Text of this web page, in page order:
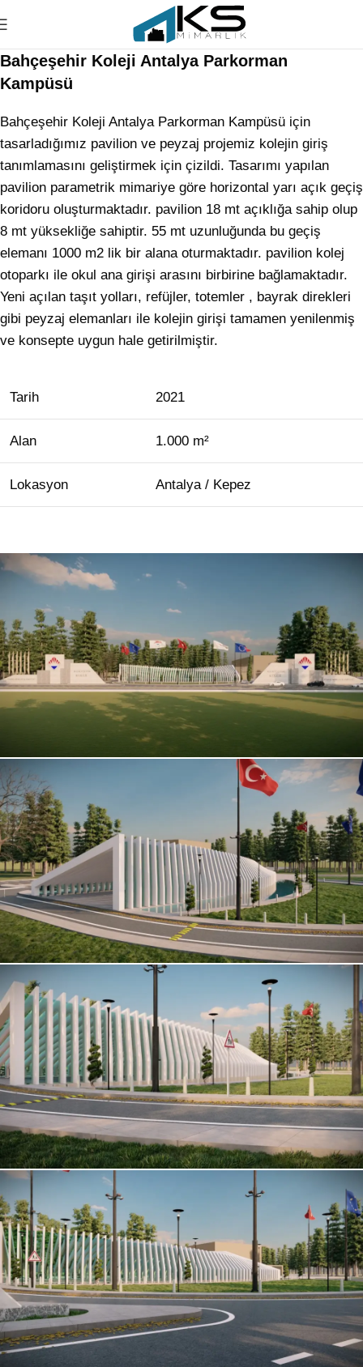
Bahçeşehir Koleji Antalya Parkorman
Kampüsü
Bahçeşehir Koleji Antalya Parkorman Kampüsü için
tasarladığımız pavilion ve peyzaj projemiz kolejin giriş
tanımlamasını geliştirmek için çizildi. Tasarımı yapılan
pavilion parametrik mimariye göre horizontal yarı açık geçiş
koridoru oluşturmaktadır. pavilion 18 mt açıklığa sahip olup
8 mt yüksekliğe sahiptir. 55 mt uzunluğunda bu geçiş
elemanı 1000 m2 lik bir alana oturmaktadır. pavilion kolej
otoparkı ile okul ana girişi arasını birbirine bağlamaktadır.
Yeni açılan taşıt yolları, refüjler, totemler , bayrak direkleri
gibi peyzaj elemanları ile kolejin girişi tamamen yenilenmiş
ve konsepte uygun hale getirilmiştir.
Tarih 2021
Alan 1.000 m²
Lokasyon Antalya / Kepez